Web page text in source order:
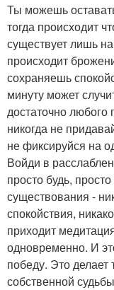
Ты можешь
тогда происходит
существует лишь
происходит
сохраняешь
минуту может
достаточно любого
никогда не
не фиксируйся на
Войди в
просто будь,
существования -
спокойствия,
приходит
одновременно. И
победу. Это
собственной